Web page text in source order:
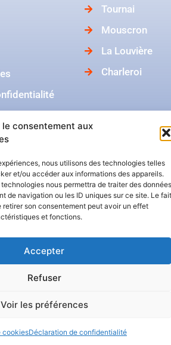
le consentement aux
nous utilisons des technologies telles
et/ou accéder aux informations des appareils.
nous permettra de traiter des données
de navigation ou les ID uniques sur ce site. Le fait
retirer son consentement peut avoir un effet
et fonctions.
Accepter
Refuser
Voir les préférences
cookiesDéclaration de confidentialité
Tournai
Mouscron
La Louvière
Charleroi